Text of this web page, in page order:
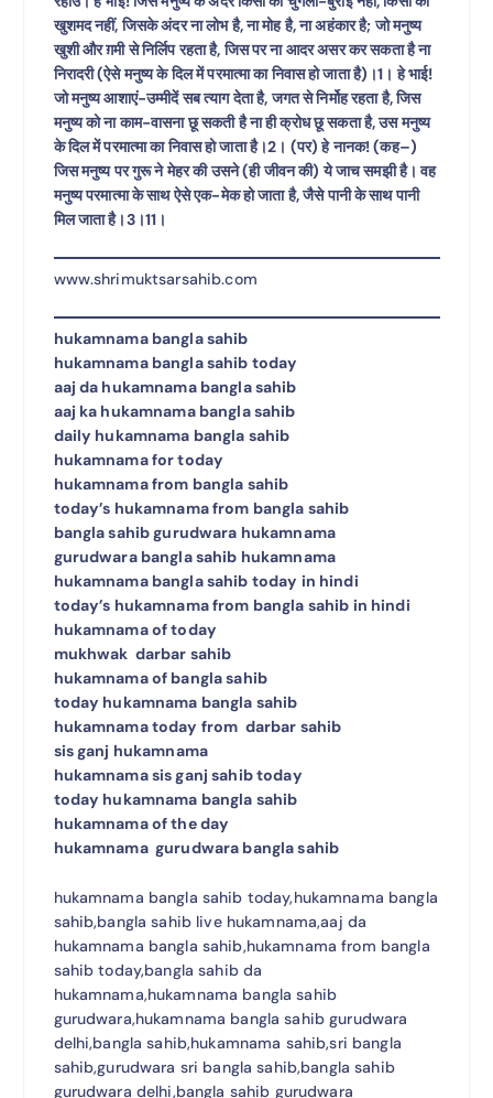
खुशमद नहीं, जिसके अंदर ना लोभ है, ना मोह है, ना अहंकार है; जो मनुष्य
खुशी और ग़मी से निर्लिप रहता है, जिस पर ना आदर असर कर सकता है ना
निरादरी (ऐसे मनुष्य के दिल में परमात्मा का निवास हो जाता है)।1। हे भाई!
जो मनुष्य आशाएं-उम्मीदें सब त्याग देता है, जगत से निर्मोह रहता है, जिस
मनुष्य को ना काम-वासना छू सकती है ना ही क्रोध छू सकता है, उस मनुष्य
के दिल में परमात्मा का निवास हो जाता है।2। (पर) हे नानक! (कह–)
जिस मनुष्य पर गुरू ने मेहर की उसने (ही जीवन की) ये जाच समझी है। वह
मनुष्य परमात्मा के साथ ऐसे एक-मेक हो जाता है, जैसे पानी के साथ पानी
मिल जाता है।3।11।
www.shrimuktsarsahib.com
hukamnama bangla sahib
hukamnama bangla sahib today
aaj da hukamnama bangla sahib
aaj ka hukamnama bangla sahib
daily hukamnama bangla sahib
hukamnama for today
hukamnama from bangla sahib
today’s hukamnama from bangla sahib
bangla sahib gurudwara hukamnama
gurudwara bangla sahib hukamnama
hukamnama bangla sahib today in hindi
today’s hukamnama from bangla sahib in hindi
hukamnama of today
mukhwak darbar sahib
hukamnama of bangla sahib
today hukamnama bangla sahib
hukamnama today from darbar sahib
sis ganj hukamnama
hukamnama sis ganj sahib today
today hukamnama bangla sahib
hukamnama of the day
hukamnama gurudwara bangla sahib
hukamnama bangla sahib today,hukamnama bangla
sahib,bangla sahib live hukamnama,aaj da
hukamnama bangla sahib,hukamnama from bangla
sahib today,bangla sahib da
hukamnama,hukamnama bangla sahib
gurudwara,hukamnama bangla sahib gurudwara
delhi,bangla sahib,hukamnama sahib,sri bangla
sahib,gurudwara sri bangla sahib,bangla sahib
gurudwara delhi,bangla sahib gurudwara